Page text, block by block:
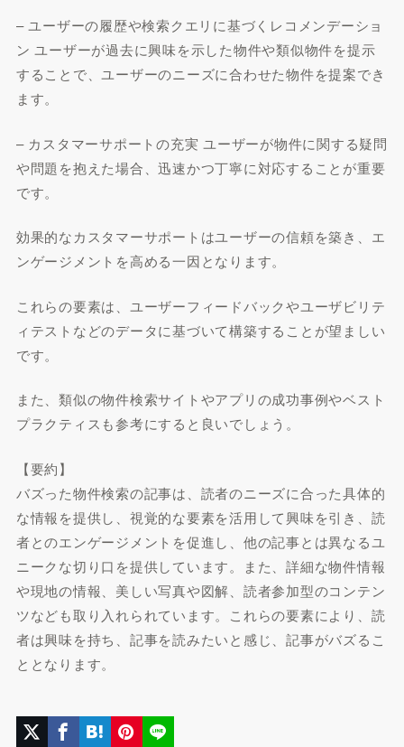
– ユーザーの履歴や検索クエリに基づくレコメンデーショ
ン ユーザーが過去に興味を示した物件や類似物件を提示
することで、ユーザーのニーズに合わせた物件を提案でき
ます。
– カスタマーサポートの充実 ユーザーが物件に関する疑問
や問題を抱えた場合、迅速かつ丁寧に対応することが重要
です。
効果的なカスタマーサポートはユーザーの信頼を築き、エ
ンゲージメントを高める一因となります。
これらの要素は、ユーザーフィードバックやユーザビリテ
ィテストなどのデータに基づいて構築することが望ましい
です。
また、類似の物件検索サイトやアプリの成功事例やベスト
プラクティスも参考にすると良いでしょう。
【要約】
バズった物件検索の記事は、読者のニーズに合った具体的
な情報を提供し、視覚的な要素を活用して興味を引き、読
者とのエンゲージメントを促進し、他の記事とは異なるユ
ニークな切り口を提供しています。また、詳細な物件情報
や現地の情報、美しい写真や図解、読者参加型のコンテン
ツなども取り入れられています。これらの要素により、読
者は興味を持ち、記事を読みたいと感じ、記事がバズるこ
ととなります。